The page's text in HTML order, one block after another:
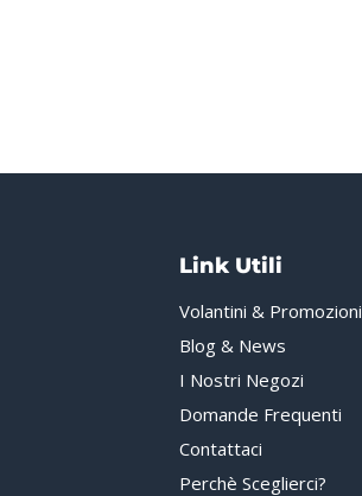
Link Utili
Volantini & Promozioni
Blog & News
I Nostri Negozi
Domande Frequenti
Contattaci
Perchè Sceglierci?